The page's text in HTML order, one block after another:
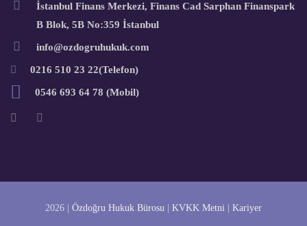
İstanbul Finans Merkezi, Finans Cad Sarphan Finanspark
B Blok, 5B No:359 İstanbul
info@ozdogruhukuk.com
0216 510 23 22(Telefon)
0546 693 64 78 (Mobil)
2026 | Özdoğru Hukuk Bürosu | KVKK Metni | Kariyer